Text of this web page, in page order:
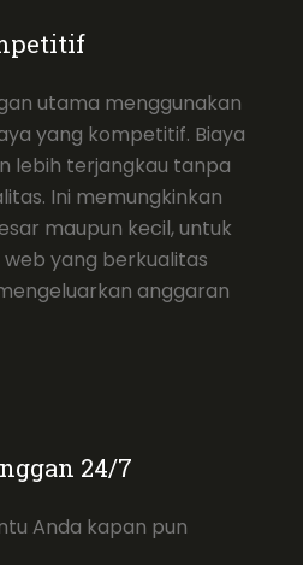
utama menggunakan
yang kompetitif. Biaya
lebih terjangkau tanpa
Ini memungkinkan
maupun kecil, untuk
yang berkualitas
anggaran
24/7
Anda kapan pun